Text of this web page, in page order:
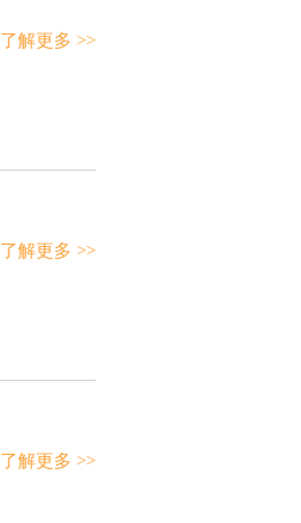
了解更多 >>
了解更多 >>
了解更多 >>